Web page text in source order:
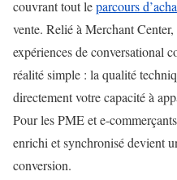
couvrant tout leparcours
vente. Relié à Merchant
expériences de conversational
réalité simple : la qualité
directement votre capacité à
Pour les PME et e-
enrichi et synchronisé devient
conversion.